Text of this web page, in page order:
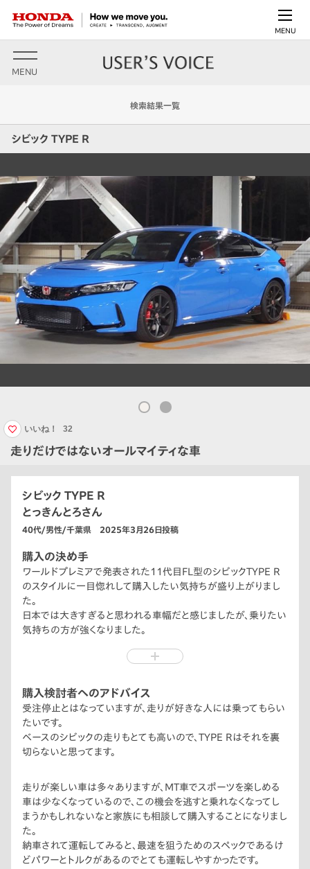
MENU
MENU
検索結果一覧
シビック TYPE R
走りだけではないオールマイティな車
いいね！ 32
シビック TYPE R
とっきんとろさん
40代/男性/千葉県 2025年3月26日投稿
購入の決め手
ワールドプレミアで発表された11代目FL型のシビックTYPE R
のスタイルに一目惚れして購入したい気持ちが盛り上がりまし
た。
日本では大きすぎると思われる車幅だと感じましたが、乗りたい
気持ちの方が強くなりました。
購入検討者へのアドバイス
受注停止とはなっていますが、走りが好きな人には乗ってもらい
たいです。
ベースのシビックの走りもとても高いので、TYPE Rはそれを裏
切らないと思ってます。
走りが楽しい車は多々ありますが、MT車でスポーツを楽しめる
車は少なくなっているので、この機会を逃すと乗れなくなってし
まうかもしれないなと家族にも相談して購入することになりまし
た。
納車されて運転してみると、最速を狙うためのスペックであるけ
どパワーとトルクがあるのでとても運転しやすかったです。